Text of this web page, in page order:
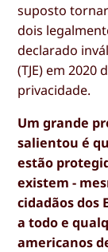
suposto
dois
declarado
(TJE) em 2020
privacidade.
Um grande
salientou é
estão
existem -
cidadãos dos
a todo e
americanos